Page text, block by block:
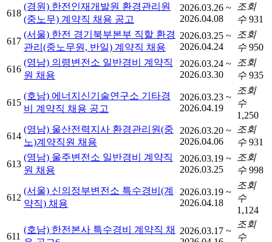
618
(경원) 한전인재개발원 환경관리원
(중노무) 계약직 채용 공고
2026.03.26 ~
2026.04.08
조회
수931
617
(서울) 한전 경기북부본부 직할 환경
관리(중노무원, 반일) 계약직 채용
2026.03.25 ~
2026.04.24
조회
수950
616
(영남) 의령변전소 일반경비 계약직
원 채용
2026.03.24 ~
2026.03.30
조회
수935
615
(호남) 에너지신기술연구소 기타경
비 계약직 채용 공고
2026.03.23 ~
2026.04.19
조회
수
1,250
614
(영남) 울산전력지사 환경관리원(중
노)계약직원 채용
2026.03.20 ~
2026.04.06
조회
수931
613
(영남) 울주변전소 일반경비 계약직
원 채용
2026.03.19 ~
2026.03.25
조회
수998
612
(서울) 신의정부변전소 특수경비(계
약직) 채용
2026.03.19 ~
2026.04.18
조회
수
1,124
611
(호남) 한전본사 특수경비 계약직 채
2026.03.17 ~
조회
수